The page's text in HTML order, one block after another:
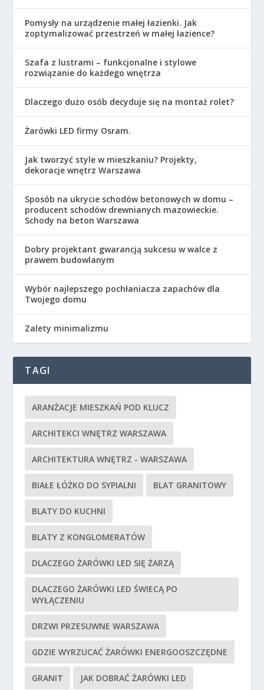
Pomysły na urządzenie małej łazienki. Jak
zoptymalizować przestrzeń w małej łazience?
Szafa z lustrami – funkcjonalne i stylowe
rozwiązanie do każdego wnętrza
Dlaczego dużo osób decyduje się na montaż rolet?
Żarówki LED firmy Osram.
Jak tworzyć style w mieszkaniu? Projekty,
dekoracje wnętrz Warszawa
Sposób na ukrycie schodów betonowych w domu –
producent schodów drewnianych mazowieckie.
Schody na beton Warszawa
Dobry projektant gwarancją sukcesu w walce z
prawem budowlanym
Wybór najlepszego pochłaniacza zapachów dla
Twojego domu
Zalety minimalizmu
TAGI
ARANŻACJE MIESZKAŃ POD KLUCZ
ARCHITEKCI WNĘTRZ WARSZAWA
ARCHITEKTURA WNĘTRZ - WARSZAWA
BIAŁE ŁÓŻKO DO SYPIALNI BLAT GRANITOWY
BLATY DO KUCHNI
BLATY Z KONGLOMERATÓW
DLACZEGO ŻARÓWKI LED SIĘ ŻARZĄ
DLACZEGO ŻARÓWKI LED ŚWIECĄ PO
WYŁĄCZENIU
DRZWI PRZESUWNE WARSZAWA
GDZIE WYRZUCAĆ ŻARÓWKI ENERGOOSZCZĘDNE
GRANIT JAK DOBRAĆ ŻARÓWKI LED